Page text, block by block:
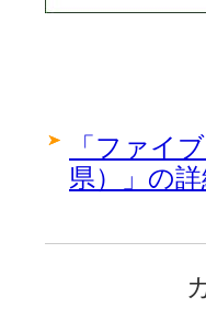
「ファイ
県）」の